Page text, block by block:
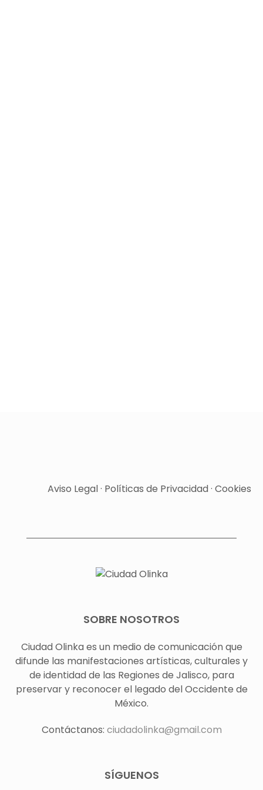
Aviso Legal· Políticas de Privacidad· Cookies
SOBRE NOSOTROS
Ciudad Olinka es un medio de comunicación que
difunde las manifestaciones artísticas, culturales y
de identidad de las Regiones de Jalisco, para
preservar y reconocer el legado del Occidente de
México.
Contáctanos: ciudadolinka@gmail.com
SÍGUENOS